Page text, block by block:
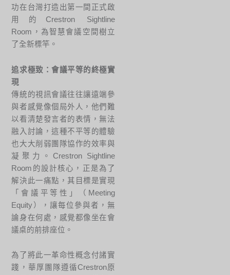
功在台灣打造出第一間正式啟
用的Crestron Sightline
Room，為智慧會議空間樹立
了全新標竿。
追求極致：會議平等的終極實
現
傳統的視訊會議往往讓遠端參
與者感覺像個局外人，他們難
以看清楚發言者的表情，無法
融入討論，這種不平等的體驗
也大大削弱團隊協作的效率與
凝聚力。Crestron Sightline
Room的設計核心，正是為了
解決此一痛點，其目標是實現
「會議平等性」（Meeting
Equity），讓每位參與者，無
論身在何處，感覺都像坐在會
議桌的前排座位。
為了將此一革命性概念付諸實
踐，華厚團隊遵循Crestron原